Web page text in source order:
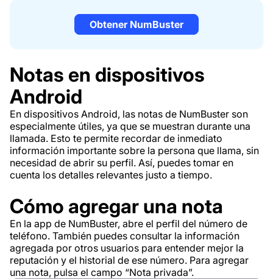
Obtener NumBuster
Notas en dispositivos
Android
En dispositivos Android, las notas de NumBuster son
especialmente útiles, ya que se muestran durante una
llamada. Esto te permite recordar de inmediato
información importante sobre la persona que llama, sin
necesidad de abrir su perfil. Así, puedes tomar en
cuenta los detalles relevantes justo a tiempo.
Cómo agregar una nota
En la app de NumBuster, abre el perfil del número de
teléfono. También puedes consultar la información
agregada por otros usuarios para entender mejor la
reputación y el historial de ese número. Para agregar
una nota, pulsa el campo “Nota privada”.